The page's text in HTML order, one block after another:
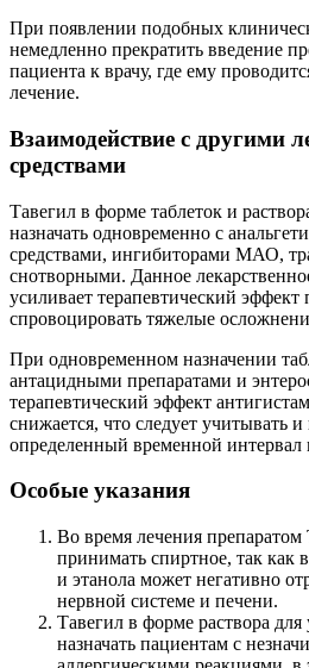
При появлении подобных
немедленно прекратить введение
пациента к врачу, где ему
лечение.
Взаимодействие с другими
средствами
Тавегил в форме таблеток и
назначать одновременно с
средствами, ингибиторами МАО,
снотворными. Данное
усиливает терапевтический
спровоцировать тяжелые
При одновременном назначении
антацидными препаратами и
терапевтический эффект
снижается, что следует учитывать
определенный временной интервал
Особые указания
Во время лечения препаратом
принимать спиртное, так как
и этанола может негативно
нервной системе и печени.
Тавегил в форме раствора для
назначать пациентам с